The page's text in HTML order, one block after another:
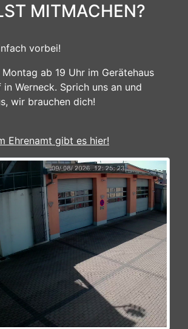
MITMACHEN?
vorbei!
ab 19 Uhr im Gerätehaus
in Werneck. Sprich uns an und
wir brauchen dich!
Ehrenamt gibt es hier!